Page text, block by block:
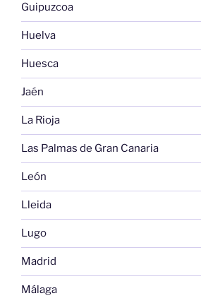
Guipuzcoa
Huelva
Huesca
Jaén
La Rioja
Las Palmas de Gran Canaria
León
Lleida
Lugo
Madrid
Málaga